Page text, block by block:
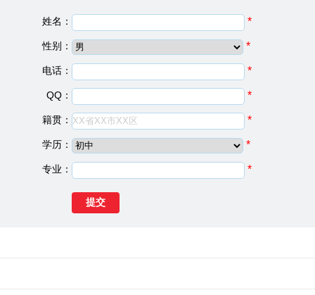
郁南职业技术学校基础信息
建校日期： 1975
职业学校
广东省郁南县都城镇
郁南县职业技术学校简介
郁南县职业技术学校坐落在西江中游南岸云浮市郁南县县
城都城镇，是郁南县直属的综合性省级重点中等职业技术
姓名： *
性别： *
电话： *
QQ： *
籍贯： *
学历： *
专业： *